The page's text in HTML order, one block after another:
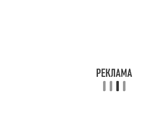
Планировка для участка